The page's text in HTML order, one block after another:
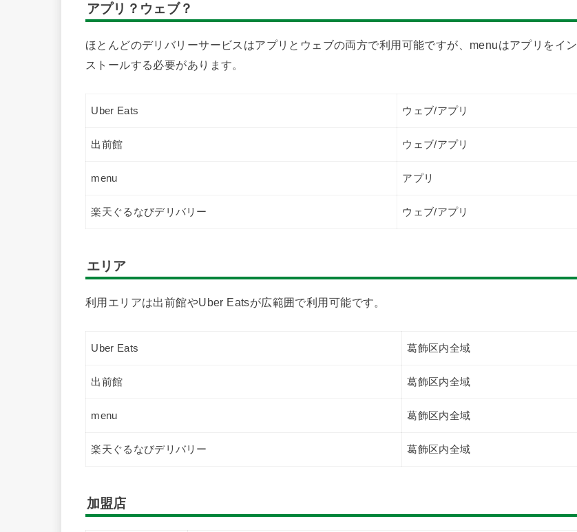
アプリ？ウェブ？
ほとんどのデリバリーサービスはアプリとウェブの両方で利用可能ですが、menuはアプリをイン
ストールする必要があります。
Uber Eats ウェブ/アプリ
出前館 ウェブ/アプリ
menu アプリ
楽天ぐるなびデリバリー ウェブ/アプリ
エリア
利用エリアは出前館やUber Eatsが広範囲で利用可能です。
Uber Eats 葛飾区内全域
出前館 葛飾区内全域
menu 葛飾区内全域
楽天ぐるなびデリバリー 葛飾区内全域
加盟店